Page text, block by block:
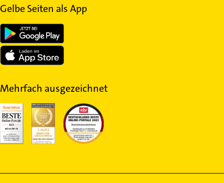
Gelbe Seiten als App
Mehrfach ausgezeichnet